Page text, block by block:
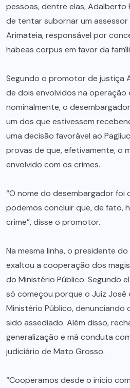
pessoas, dentre elas, Adalberto
de tentar subornar um assessor
Arimateia, responsável por
habeas corpus em favor da
Segundo o promotor de justiça
de dois envolvidos na operação
nominalmente, o
um dos que estivessem
uma decisão favorável ao
provas de que, efetivamente, o
envolvido com os crimes.
“O nome do desembargador foi
podemos concluir que, de fato,
crime”, disse o promotor.
Na mesma linha, o presidente
exaltou a cooperação dos
do Ministério Público. Segundo
só começou porque o Juiz José
Ministério Público, denunciando
sido assediado. Além disso,
generalização e má conduta
judiciário de Mato Grosso.
“Cooperamos desde o início